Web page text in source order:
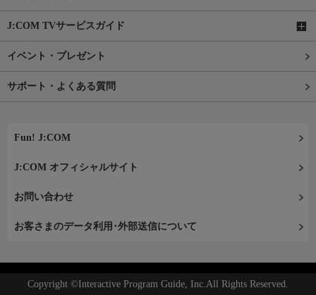
J:COM TVサービスガイド
イベント・プレゼント
サポート・よくある質問
Fun! J:COM
J:COM オフィシャルサイト
お問い合わせ
お客さまのデータ利用･外部送信について
Copyright ©Interactive Program Guide, Inc.All Rights Reserved.